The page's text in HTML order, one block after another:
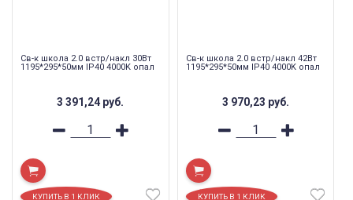
Св-к школа 2.0 встр/накл 30Вт
1195*295*50мм IP40 4000K опал
3 391,24 руб.
Св-к школа 2.0 встр/накл 42Вт
1195*295*50мм IP40 4000K опал
3 970,23 руб.